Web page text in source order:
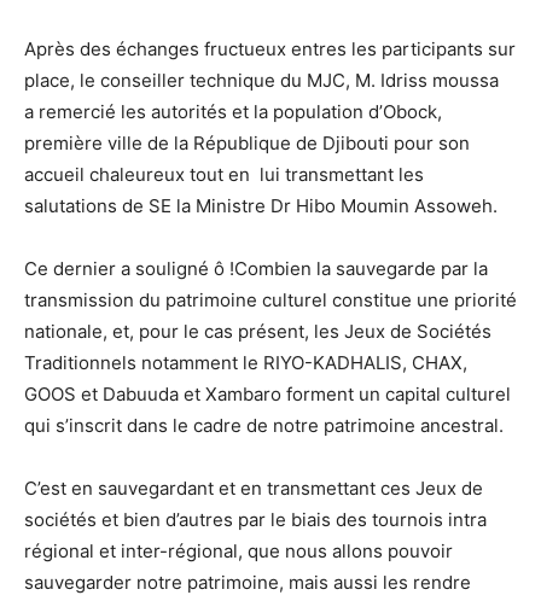
Après des échanges fructueux entres les participants sur
place, le conseiller technique du MJC, M. Idriss moussa
a remercié les autorités et la population d’Obock,
première ville de la République de Djibouti pour son
accueil chaleureux tout en lui transmettant les
salutations de SE la Ministre Dr Hibo Moumin Assoweh.
Ce dernier a souligné ô !Combien la sauvegarde par la
transmission du patrimoine culturel constitue une priorité
nationale, et, pour le cas présent, les Jeux de Sociétés
Traditionnels notamment le RIYO-KADHALIS, CHAX,
GOOS et Dabuuda et Xambaro forment un capital culturel
qui s’inscrit dans le cadre de notre patrimoine ancestral.
C’est en sauvegardant et en transmettant ces Jeux de
sociétés et bien d’autres par le biais des tournois intra
régional et inter-régional, que nous allons pouvoir
sauvegarder notre patrimoine, mais aussi les rendre